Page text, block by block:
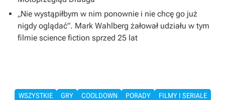
„Nie wystąpiłbym w nim ponownie i nie chcę go już
nigdy oglądać”. Mark Wahlberg żałował udziału w tym
filmie science fiction sprzed 25 lat
WSZYSTKIE GRY COOLDOWN PORADY
FILMY I SERIALE